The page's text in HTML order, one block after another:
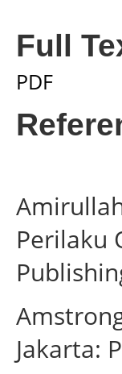
Full
PDF
Perilaku
Jakarta: